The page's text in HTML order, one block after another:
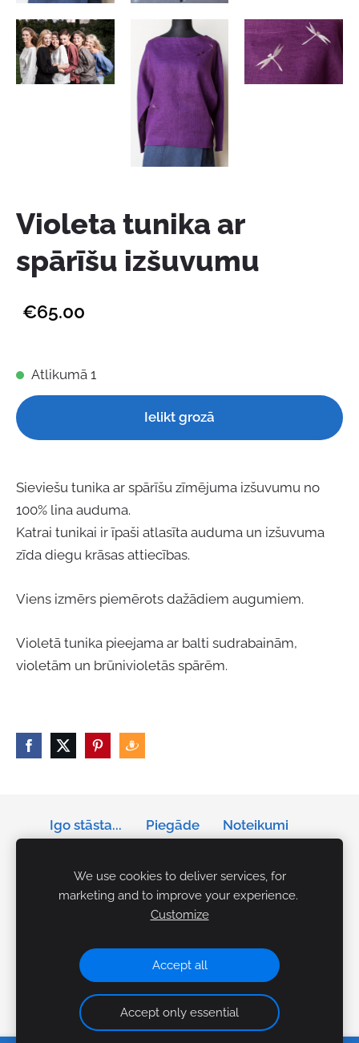
Violeta tunika ar
spārīšu izšuvumu
€65.00
Atlikumā 1
Ielikt grozā
Sieviešu tunika ar spārīšu zīmējuma izšuvumu no
100% lina auduma.
Katrai tunikai ir īpaši atlasīta auduma un izšuvuma
zīda diegu krāsas attiecības.
Viens izmērs piemērots dažādiem augumiem.
Violetā tunika pieejama ar balti sudrabainām,
violetām un brūnivioletās spārēm.
Igo stāsta... Piegāde
Noteikumi
Tālrunis: +371 29141042
igo.akcents.personibai@gmail.com
Rezervācijas Ceplī:makslasceplis@gmail.com
We use cookies to deliver services, for
marketing and to improve your experience.
Customize
Accept all
Accept only essential